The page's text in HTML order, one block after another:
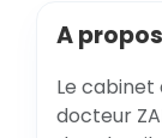
A propos
Le cabinet
docteur